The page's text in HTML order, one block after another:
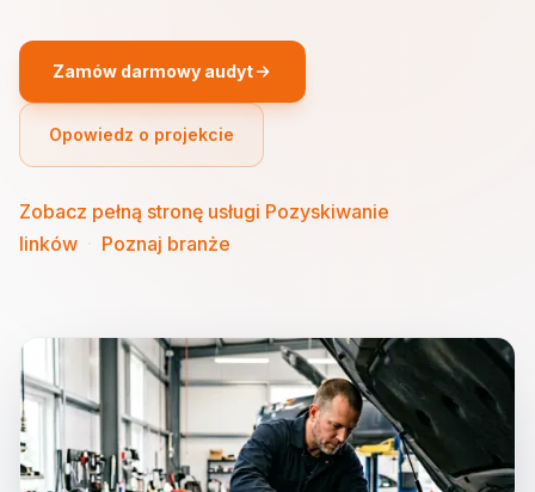
Zamów darmowy audyt
Opowiedz o projekcie
Zobacz pełną stronę usługi Pozyskiwanie
linków
Poznaj branże